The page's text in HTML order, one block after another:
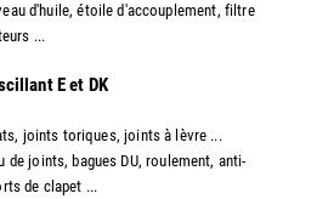
d'huile, étoile d'accouplement, filtre
...
E et DK
joints toriques, joints à lèvre ...
de joints, bagues DU, roulement, anti-
de clapet ...​